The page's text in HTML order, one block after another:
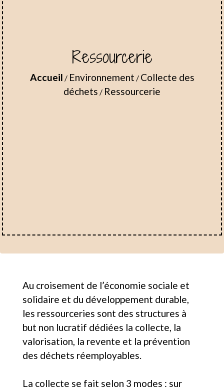
Ressourcerie
Accueil / Environnement / Collecte des
déchets / Ressourcerie
Au croisement de l’économie sociale et
solidaire et du développement durable,
les ressourceries sont des structures à
but non lucratif dédiées la collecte, la
valorisation, la revente et la prévention
des déchets réemployables.
La collecte se fait selon 3 modes : sur